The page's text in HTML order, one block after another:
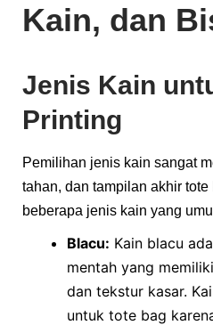
Kain, dan
Jenis Kain
Printing
Pemilihan jenis kain sangat
tahan, dan tampilan akhir
beberapa jenis kain yang
Blacu: Kain blacu
mentah yang
dan tekstur kasar.
untuk tote bag